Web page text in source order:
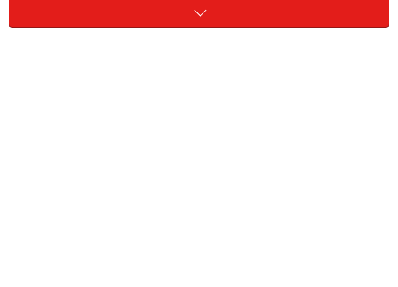
年金事務所、街角の年金相談センターの窓口で行ってい